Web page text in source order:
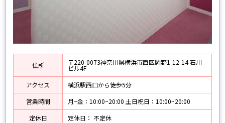
住所 〒220-0073神奈川県横浜市西区岡野1-12-14 石川
ビル4F
アクセス
横浜駅西口から徒歩5分
営業時間
月~金：10:00~20:00 土日祝日：10:00~20:00
定休日
定休日： 不定休